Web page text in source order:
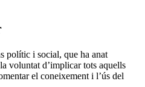
polític i social, que ha anat
voluntat d’implicar tots aquells
el coneixement i l’ús del